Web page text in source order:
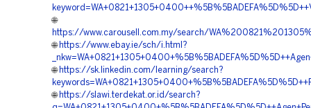
🌐
https://www.carousell.com.my/search/
🌐 https://www.ebay.ie/sch/i.html?
🌐 https://sk.linkedin.com/learning/search?
🌐 https://slawi.terdekat.or.id/search?